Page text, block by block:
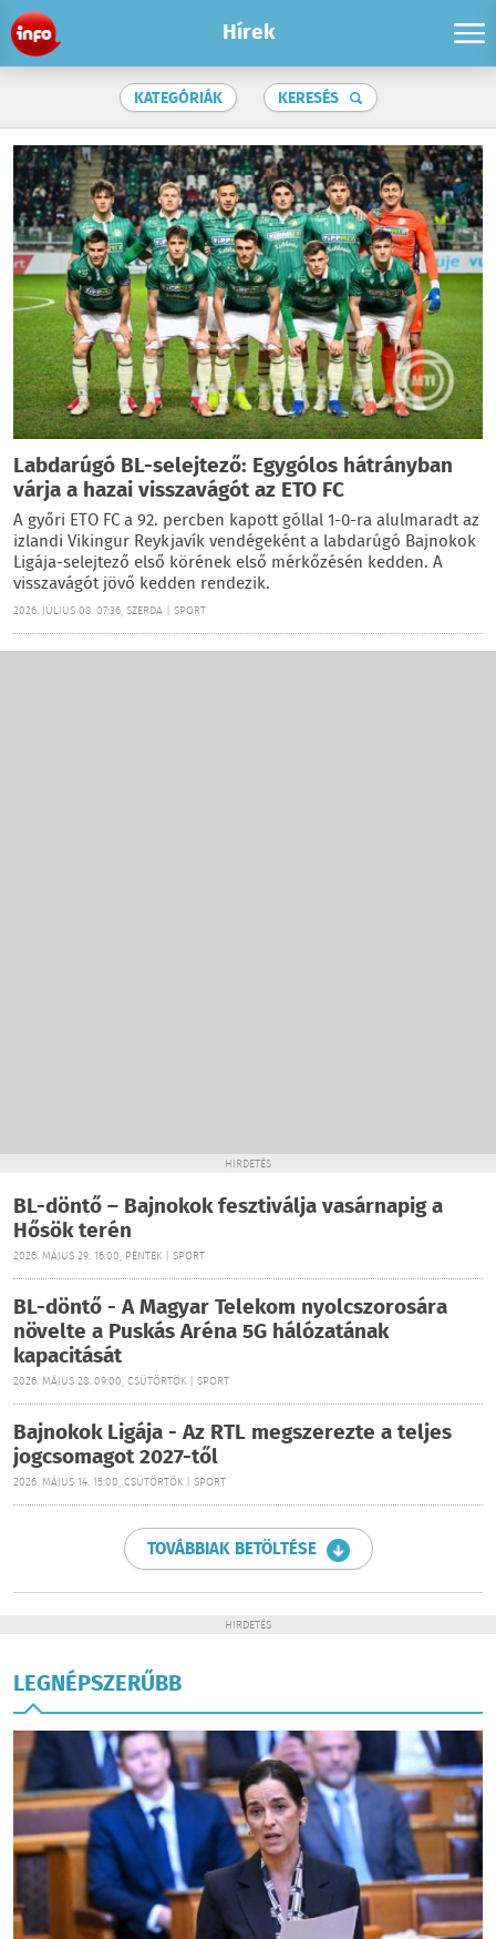
Hírek
KATEGÓRIÁK KERESÉS
Labdarúgó BL-selejtező: Egygólos hátrányban
várja a hazai visszavágót az ETO FC
A győri ETO FC a 92. percben kapott góllal 1-0-ra alulmaradt az
izlandi Vikingur Reykjavík vendégeként a labdarúgó Bajnokok
Ligája-selejtező első körének első mérkőzésén kedden. A
visszavágót jövő kedden rendezik.
2026. JÚLIUS 08. 07:36, SZERDA | SPORT
HIRDETÉS
BL-döntő – Bajnokok fesztiválja vasárnapig a
Hősök terén
2026. MÁJUS 29. 16:00, PÉNTEK | SPORT
BL-döntő - A Magyar Telekom nyolcszorosára
növelte a Puskás Aréna 5G hálózatának
kapacitását
2026. MÁJUS 28. 09:00, CSÜTÖRTÖK | SPORT
Bajnokok Ligája - Az RTL megszerezte a teljes
jogcsomagot 2027-től
2026. MÁJUS 14. 15:00, CSÜTÖRTÖK | SPORT
TOVÁBBIAK BETÖLTÉSE
HIRDETÉS
LEGNÉPSZERŰBB